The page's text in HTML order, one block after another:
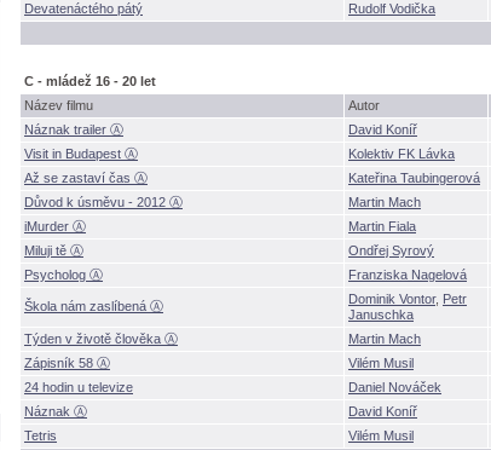
Devatenáctého pátý Rudolf Vodička
C - mládež 16 - 20 let
Název filmu
Autor
Náznak trailer Ⓐ
David Koníř
Visit in Budapest Ⓐ
Kolektiv FK Lávka
Až se zastaví čas Ⓐ
Kateřina Taubingerov
Důvod k úsměvu - 2012 Ⓐ
Martin Mach
iMurder Ⓐ
Martin Fiala
Miluji tě Ⓐ
Ondřej Syrový
Psycholog Ⓐ
Franziska Nagelov
kola nám zaslíbená Ⓐ Dominik Vontor, Petr
Januschka
Týden v životě člověka Ⓐ Martin Mach
Zápisník 58 Ⓐ
Vilém Musil
24 hodin u televize
Daniel Nováček
Náznak Ⓐ
David Koníř
Tetris
Vilém Musil